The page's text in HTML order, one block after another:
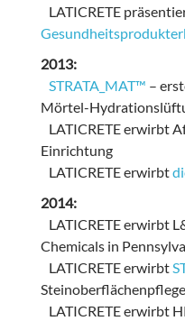
LATICRETE
2013:
STRATA_MAT™ –
Mörtel-
LATICRETE erwirbt
Einrichtung
LATICRETE erwirbt
2014:
LATICRETE erwirbt
Chemicals in
LATICRETE erwirbt
LATICRETE erwirbt